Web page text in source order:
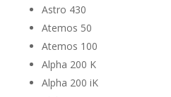
Astro 430
Atemos 50
Atemos 100
Alpha 200 K
Alpha 200 iK